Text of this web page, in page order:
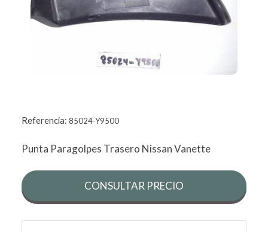
Referencia: 85024-Y9500
Punta Paragolpes Trasero Nissan Vanette
CONSULTAR PRECIO